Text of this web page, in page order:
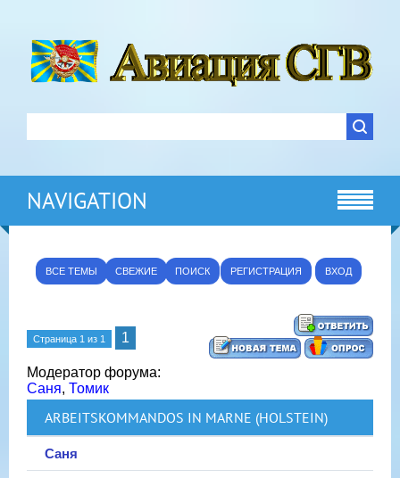
NAVIGATION
ВСЕ ТЕМЫ СВЕЖИЕ ПОИСК РЕГИСТРАЦИЯ ВХОД
Страница 1 из 1 1
Модератор форума:
Саня, Томик
ARBEITSKOMMANDOS IN MARNE (HOLSTEIN)
Саня